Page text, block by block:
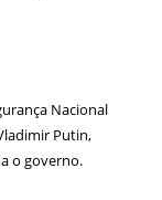
Nacional
Putin,
o governo.